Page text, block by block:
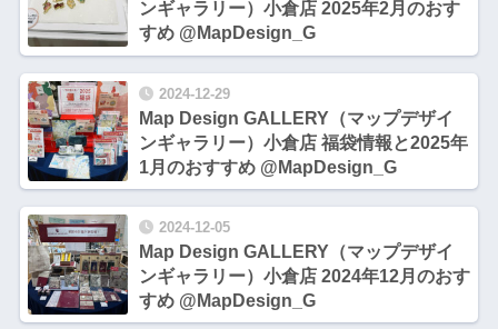
ンギャラリー）小倉店 2025年2月のおす
すめ @MapDesign_G
2024-12-29
Map Design GALLERY（マップデザイ
ンギャラリー）小倉店 福袋情報と2025年
1月のおすすめ @MapDesign_G
2024-12-05
Map Design GALLERY（マップデザイ
ンギャラリー）小倉店 2024年12月のおす
すめ @MapDesign_G